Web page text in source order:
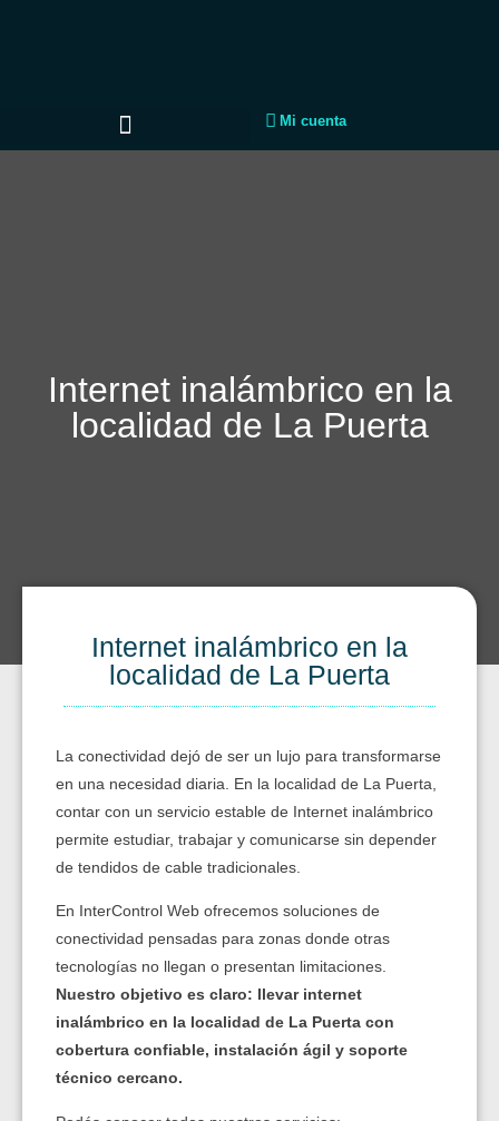
Mi cuenta
Internet inalámbrico en la
localidad de La Puerta
Internet inalámbrico en la
localidad de La Puerta
La conectividad dejó de ser un lujo para transformarse
en una necesidad diaria. En la localidad de La Puerta,
contar con un servicio estable de Internet inalámbrico
permite estudiar, trabajar y comunicarse sin depender
de tendidos de cable tradicionales.
En InterControl Web ofrecemos soluciones de
conectividad pensadas para zonas donde otras
tecnologías no llegan o presentan limitaciones.
Nuestro objetivo es claro: llevar internet
inalámbrico en la localidad de La Puerta con
cobertura confiable, instalación ágil y soporte
técnico cercano.